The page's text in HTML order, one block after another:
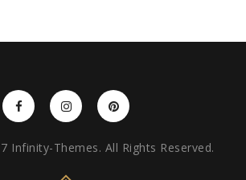
Infinity-Themes. All Rights Reserved.